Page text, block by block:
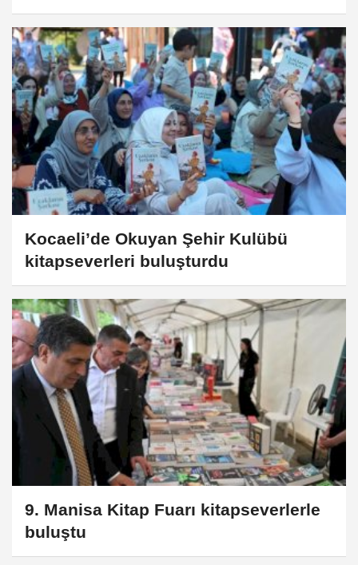
Kocaeli’de Okuyan Şehir Kulübü
kitapseverleri buluşturdu
9. Manisa Kitap Fuarı kitapseverlerle
buluştu